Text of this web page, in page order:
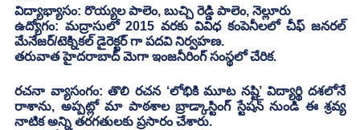
విద్యాభ్యాసం: రొయ్యల పాలెం, బుచ్చి రెడ్డి పాలెం, నెల్లూరు
ఉద్యోగం: మద్రాసులో 2015 వరకు వివిధ కంపెనీలలో చీఫ్ జనరల్
మేనేజర్/టెక్నికల్ డైరెక్టర్ గా పదవి నిర్వహణ.
తరువాత హైదరాబాద్ మెగా ఇంజనీరింగ్ సంస్థలో చేరిక.
రచనా వ్యాసంగం: తొలి రచన ‘లోభికి మూట నష్టి’ విద్యార్థి దశలోనే
రాశాను, అప్పట్లో మా పాఠశాల బ్రాడ్కాస్టింగ్ స్టేషన్ నుండి ఈ శ్రవ్య
నాటిక అన్ని తరగతులకు ప్రసారం చేశారు.